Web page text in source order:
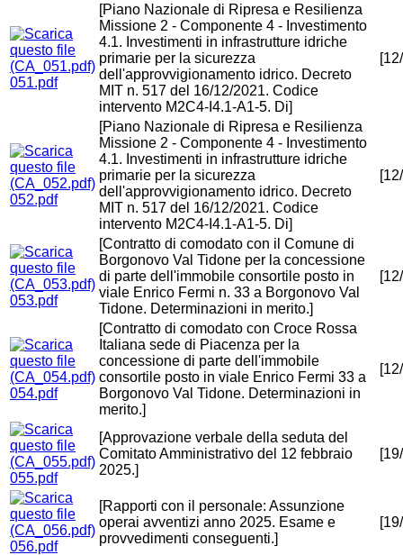
051.pdf
[Piano Nazionale di Ripresa e Resilienza
Missione 2 - Componente 4 - Investimento
4.1. Investimenti in infrastrutture idriche
primarie per la sicurezza
dell'approvvigionamento idrico. Decreto
MIT n. 517 del 16/12/2021. Codice
intervento M2C4-I4.1-A1-5. Di]
052.pdf
[Piano Nazionale di Ripresa e Resilienza
Missione 2 - Componente 4 - Investimento
4.1. Investimenti in infrastrutture idriche
primarie per la sicurezza
dell'approvvigionamento idrico. Decreto
MIT n. 517 del 16/12/2021. Codice
intervento M2C4-I4.1-A1-5. Di]
053.pdf
[Contratto di comodato con il Comune di
Borgonovo Val Tidone per la concessione
di parte dell'immobile consortile posto in
viale Enrico Fermi n. 33 a Borgonovo Val
Tidone. Determinazioni in merito.]
054.pdf
[Contratto di comodato con Croce Rossa
Italiana sede di Piacenza per la
concessione di parte dell'immobile
consortile posto in viale Enrico Fermi 33 a
Borgonovo Val Tidone. Determinazioni in
merito.]
055.pdf
[Approvazione verbale della seduta del
Comitato Amministrativo del 12 febbraio
2025.]
056.pdf
[Rapporti con il personale: Assunzione
operai avventizi anno 2025. Esame e
provvedimenti conseguenti.]